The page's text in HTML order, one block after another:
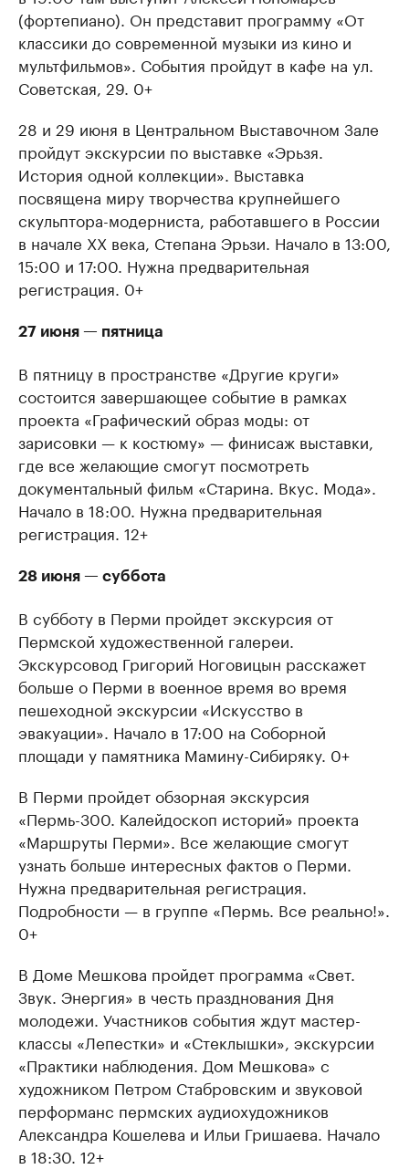
(фортепиано). Он представит программу «От
классики до современной музыки из кино и
мультфильмов». События пройдут в кафе на ул.
Советская, 29. 0+
28 и 29 июня в Центральном Выставочном Зале
пройдут экскурсии по выставке «Эрьзя.
История одной коллекции». Выставка
посвящена миру творчества крупнейшего
скульптора-модерниста, работавшего в России
в начале ХХ века, Степана Эрьзи. Начало в 13:00,
15:00 и 17:00. Нужна предварительная
регистрация. 0+
27 июня — пятница
В пятницу в пространстве «Другие круги»
состоится завершающее событие в рамках
проекта «Графический образ моды: от
зарисовки — к костюму» — финисаж выставки,
где все желающие смогут посмотреть
документальный фильм «Старина. Вкус. Мода».
Начало в 18:00. Нужна предварительная
регистрация. 12+
28 июня — суббота
В субботу в Перми пройдет экскурсия от
Пермской художественной галереи.
Экскурсовод Григорий Ноговицын расскажет
больше о Перми в военное время во время
пешеходной экскурсии «Искусство в
эвакуации». Начало в 17:00 на Соборной
площади у памятника Мамину-Сибиряку. 0+
В Перми пройдет обзорная экскурсия
«Пермь-300. Калейдоскоп историй» проекта
«Маршруты Перми». Все желающие смогут
узнать больше интересных фактов о Перми.
Нужна предварительная регистрация.
Подробности — в группе «Пермь. Все реально!».
0+
В Доме Мешкова пройдет программа «Свет.
Звук. Энергия» в честь празднования Дня
молодежи. Участников события ждут мастер-
классы «Лепестки» и «Стеклышки», экскурсии
«Практики наблюдения. Дом Мешкова» с
художником Петром Стабровским и звуковой
перформанс пермских аудиохудожников
Александра Кошелева и Ильи Гришаева. Начало
в 18:30. 12+